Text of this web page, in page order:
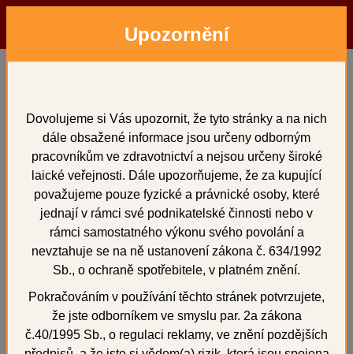
Hledat Přihlásit
MTPLUS Trimmer +
MARATHON
+
Upozornění
Dovolujeme si Vás upozornit, že tyto stránky a na nich
dále obsažené informace jsou určeny odborným
pracovníkům ve zdravotnictví a nejsou určeny široké
laické veřejnosti. Dále upozorňujeme, že za kupující
považujeme pouze fyzické a právnické osoby, které
jednají v rámci své podnikatelské činnosti nebo v
rámci samostatného výkonu svého povolání a
nevztahuje se na ně ustanovení zákona č. 634/1992
Sb., o ochraně spotřebitele, v platném znění.
Pokračováním v používání těchto stránek potvrzujete,
že jste odborníkem ve smyslu par. 2a zákona
č.40/1995 Sb., o regulaci reklamy, ve znění pozdějších